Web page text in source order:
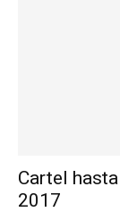
Cartel
2017